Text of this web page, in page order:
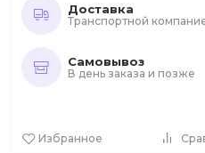
Избранное
Доставка
Транспортной
Самовывоз
В день заказа и позже